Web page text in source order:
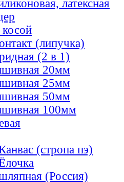
латексная
(липучка)
(2 в 1)
20мм
25мм
50мм
100мм
(стропа пэ)
(Россия)